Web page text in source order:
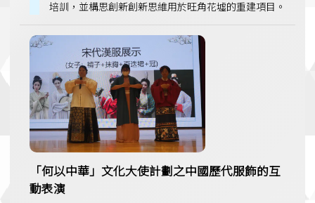
培訓，並構思創新創新思維用於旺角花墟的重建項目。
「何以中華」文化大使計劃之中國歷代服飾的互
動表演